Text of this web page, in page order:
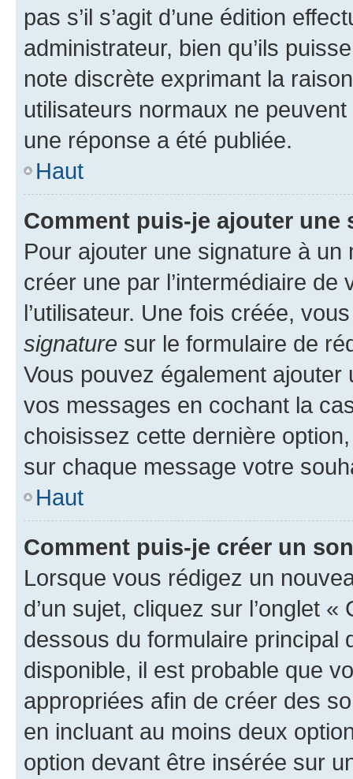
pas s’il s’agit d’une édition
administrateur, bien qu’ils
note discrète exprimant la
utilisateurs normaux ne
une réponse a été publiée.
Haut
Comment puis-je ajouter une
Pour ajouter une signature à un
créer une par l’intermédiaire
l’utilisateur. Une fois créée,
signature sur le formulaire de
Vous pouvez également
vos messages en cochant la
choisissez cette dernière
sur chaque message votre
Haut
Comment puis-je créer un
Lorsque vous rédigez un
d’un sujet, cliquez sur l’onglet
dessous du formulaire principal
disponible, il est probable que
appropriées afin de créer des
en incluant au moins deux
option devant être insérée sur